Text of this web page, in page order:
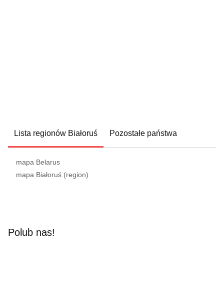
Lista regionów Białoruś Pozostałe państwa
mapa Belarus
mapa Białoruś (region)
Polub nas!